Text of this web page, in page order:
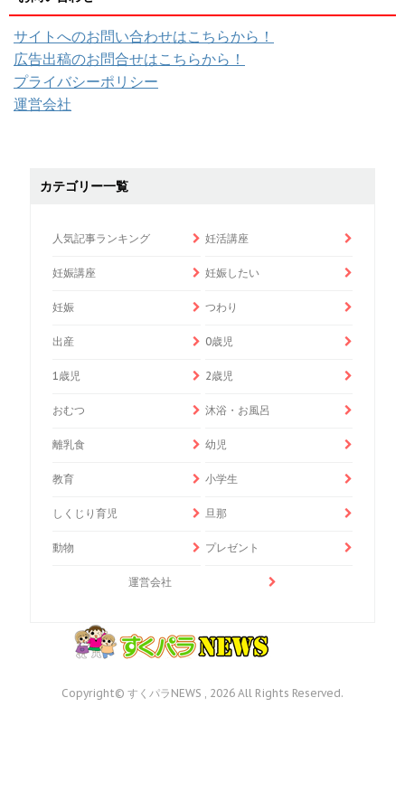
サイトへのお問い合わせはこちらから！
広告出稿のお問合せはこちらから！
プライバシーポリシー
運営会社
カテゴリー一覧
人気記事ランキング 妊活講座
妊娠講座 妊娠したい
妊娠 つわり
出産 0歳児
1歳児 2歳児
おむつ 沐浴・お風呂
離乳食 幼児
教育 小学生
しくじり育児 旦那
動物 プレゼント
運営会社
Copyright© すくパラNEWS , 2026 All Rights Reserved.